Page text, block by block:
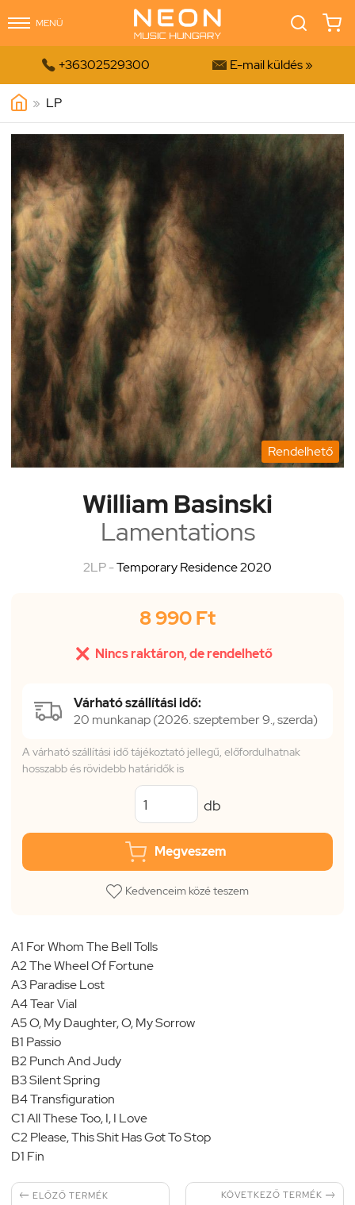
MENÜ
 +36302529300  E-mail küldés »
» LP
Rendelhető
William Basinski
Lamentations
2LP -Temporary Residence 2020
8 990 Ft
 Nincs raktáron, de rendelhető
Várható szállítási idő:
20 munkanap (2026. szeptember 9., szerda)
A várható szállítási idő tájékoztató jellegű, előfordulhatnak
hosszabb és rövidebb határidők is
db
Megveszem
Kedvenceim közé teszem
A1 For Whom The Bell Tolls
A2 The Wheel Of Fortune
A3 Paradise Lost
A4 Tear Vial
A5 O, My Daughter, O, My Sorrow
B1 Passio
B2 Punch And Judy
B3 Silent Spring
B4 Transfiguration
C1 All These Too, I, I Love
C2 Please, This Shit Has Got To Stop
D1 Fin
 ELŐZŐ TERMÉK KÖVETKEZŐ TERMÉK 